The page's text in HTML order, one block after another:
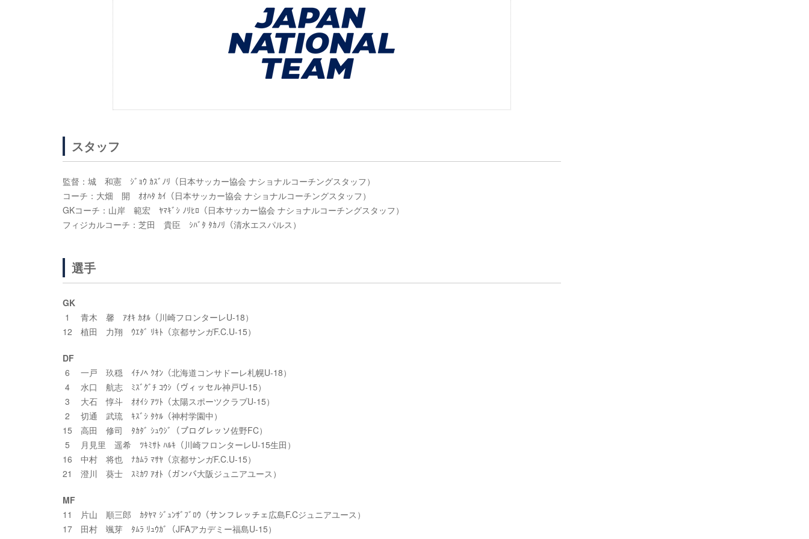
スタッフ
監督：城 和憲 ｼﾞｮｳ ｶｽﾞﾉﾘ（日本サッカー協会 ナショナルコーチングスタッフ）
コーチ：大畑 開 ｵｵﾊﾀ ｶｲ（日本サッカー協会 ナショナルコーチングスタッフ）
GKコーチ：山岸 範宏 ﾔﾏｷﾞｼ ﾉﾘﾋﾛ（日本サッカー協会 ナショナルコーチングスタッフ）
フィジカルコーチ：芝田 貴臣 ｼﾊﾞﾀ ﾀｶﾉﾘ（清水エスパルス）
選手
GK
1 青木 馨 ｱｵｷ ｶｵﾙ（川崎フロンターレU-18）
12 植田 力翔 ｳｴﾀﾞ ﾘｷﾄ（京都サンガF.C.U-15）
DF
6 一戸 玖穏 ｲﾁﾉﾍ ｸｵﾝ（北海道コンサドーレ札幌U-18）
4 水口 航志 ﾐｽﾞｸﾞﾁ ｺｳｼ（ヴィッセル神戸U-15）
3 大石 惇斗 ｵｵｲｼ ｱﾂﾄ（太陽スポーツクラブU-15）
2 切通 武琉 ｷｽﾞｼ ﾀｹﾙ（神村学園中）
15 高田 修司 ﾀｶﾀﾞ ｼｭｳｼﾞ（プログレッソ佐野FC）
5 月見里 遥希 ﾂｷﾐｻﾄ ﾊﾙｷ（川崎フロンターレU-15生田）
16 中村 将也 ﾅｶﾑﾗ ﾏｻﾔ（京都サンガF.C.U-15）
21 澄川 葵士 ｽﾐｶﾜ ｱｵﾄ（ガンバ大阪ジュニアユース）
MF
11 片山 順三郎 ｶﾀﾔﾏ ｼﾞｭﾝｻﾞﾌﾞﾛｳ（サンフレッチェ広島F.Cジュニアユース）
17 田村 颯芽 ﾀﾑﾗ ﾘｭｳｶﾞ（JFAアカデミー福島U-15）